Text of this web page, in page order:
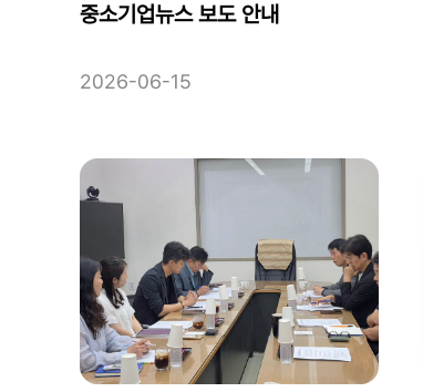
중소기업뉴스 보도 안내
2026-06-15